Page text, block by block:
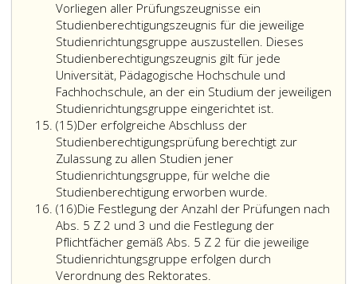
der
Ablegung
der
Studienberechtigungsprüfung
im
Wahlfach
oder
den
Wahlfächern
gemäß
Absatz
5,
Ziffer
3,
auf
Ansuchen
zu
gemäß
Absatz
mit
„nicht
Die
hat
Vorliegen aller Prüfungszeugnisse ein
Studienberechtigungszeugnis für die jeweilige
Studienrichtungsgruppe auszustellen. Dieses
Studienberechtigungszeugnis gilt für jede
Universität, Pädagogische Hochschule und
Fachhochschule, an der ein Studium der jeweiligen
Studienrichtungsgruppe eingerichtet ist.
(15)Absatz
15
Der erfolgreiche Abschluss der
Studienberechtigungsprüfung berechtigt zur
Zulassung zu allen Studien jener
Studienrichtungsgruppe, für welche die
Studienberechtigung erworben wurde.
(16)Absatz
16
Die Festlegung der Anzahl der Prüfungen nach
Abs. 5 Z 2 und 3 und die Festlegung der
Pflichtfächer gemäß Abs. 5 Z 2 für die jeweilige
Studienrichtungsgruppe erfolgen durch
Verordnung des Rektorates.